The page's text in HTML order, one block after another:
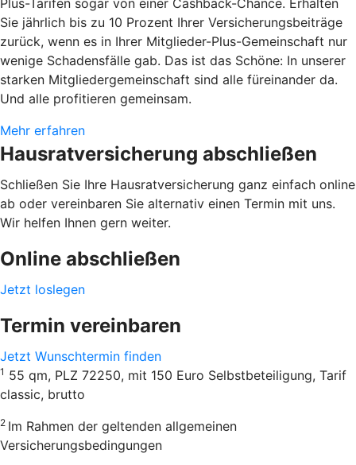
Sie jährlich bis zu 10 Prozent Ihrer Versicherungsbeiträge
zurück, wenn es in Ihrer Mitglieder-Plus-Gemeinschaft nur
wenige Schadensfälle gab. Das ist das Schöne: In unserer
starken Mitgliedergemeinschaft sind alle füreinander da.
Und alle profitieren gemeinsam.
Mehr erfahren
Hausratversicherung abschließen
Schließen Sie Ihre Hausratversicherung ganz einfach online
ab oder vereinbaren Sie alternativ einen Termin mit uns.
Wir helfen Ihnen gern weiter.
Online abschließen
Jetzt loslegen
Termin vereinbaren
Jetzt Wunschtermin finden
1 55 qm, PLZ 72250, mit 150 Euro Selbstbeteiligung, Tarif
classic, brutto
2 Im Rahmen der geltenden allgemeinen
Versicherungsbedingungen